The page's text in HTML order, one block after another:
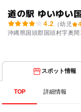
道の駅 ゆいゆい
4.2 （幼児
沖縄県国頭郡国頭村字奥
スポット情報
TOP 詳細情報